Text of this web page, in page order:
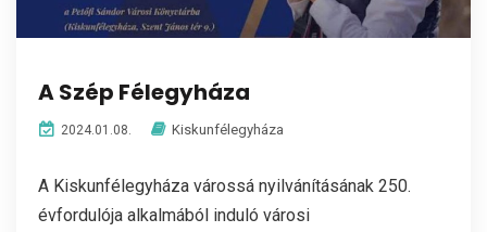
A Szép Félegyháza
2024.01.08. Kiskunfélegyháza
A Kiskunfélegyháza várossá nyilvánításának 250.
évfordulója alkalmából induló városi